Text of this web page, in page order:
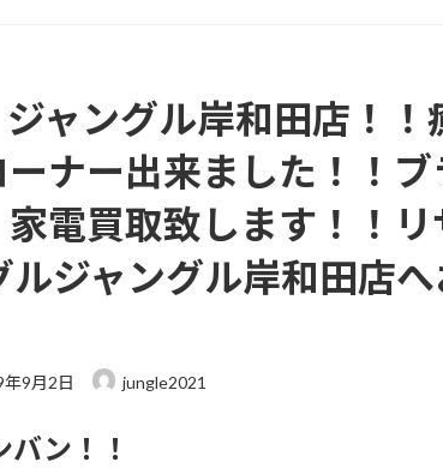
ャングル岸和田店！
ナー出来ました！！
電買取致します！！リ
ルジャングル岸和田店
年9月2日 jungle2021
ン！！